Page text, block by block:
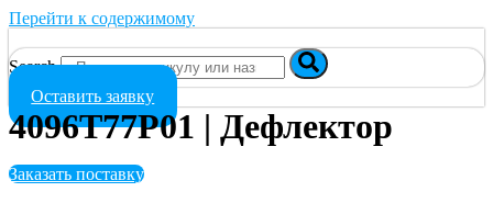
Перейти к содержимому
Search
Оставить заявку
4096T77P01 | Дефлектор
Заказать поставку